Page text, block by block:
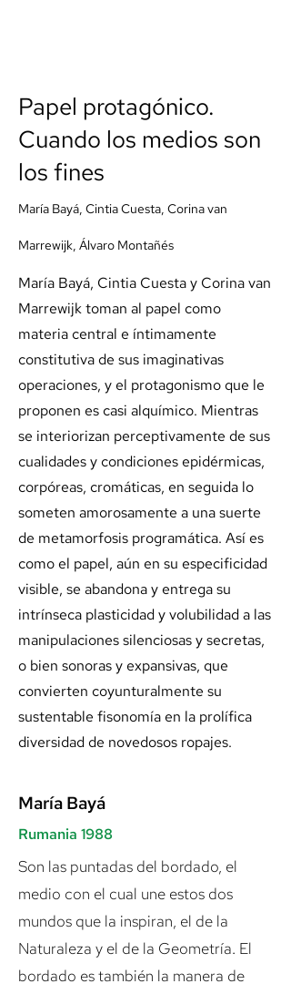
Papel protagónico.
Cuando los medios son
los fines
María Bayá, Cintia Cuesta, Corina van
Marrewijk, Álvaro Montañés
María Bayá, Cintia Cuesta y Corina van
Marrewijk toman al papel como
materia central e íntimamente
constitutiva de sus imaginativas
operaciones, y el protagonismo que le
proponen es casi alquímico. Mientras
se interiorizan perceptivamente de sus
cualidades y condiciones epidérmicas,
corpóreas, cromáticas, en seguida lo
someten amorosamente a una suerte
de metamorfosis programática. Así es
como el papel, aún en su especificidad
visible, se abandona y entrega su
intrínseca plasticidad y volubilidad a las
manipulaciones silenciosas y secretas,
o bien sonoras y expansivas, que
convierten coyunturalmente su
sustentable fisonomía en la prolífica
diversidad de novedosos ropajes.
María Bayá
Rumania 1988
Son las puntadas del bordado, el
medio con el cual une estos dos
mundos que la inspiran, el de la
Naturaleza y el de la Geometría. El
bordado es también la manera de